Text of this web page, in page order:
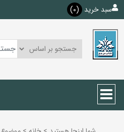
سبد خرید (0)